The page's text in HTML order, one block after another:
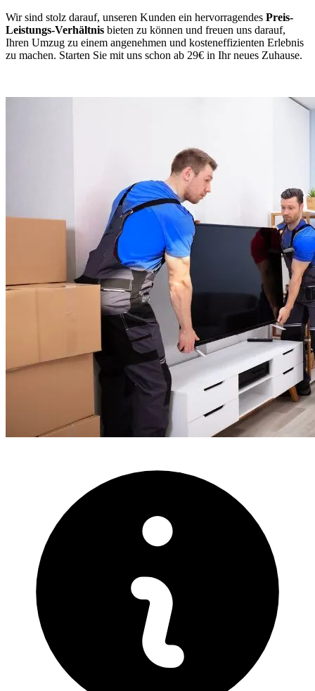
Wir sind stolz darauf, unseren Kunden ein hervorragendes Preis-
Leistungs-Verhältnis bieten zu können und freuen uns darauf,
Ihren Umzug zu einem angenehmen und kosteneffizienten Erlebnis
zu machen. Starten Sie mit uns schon ab 29€ in Ihr neues Zuhause.